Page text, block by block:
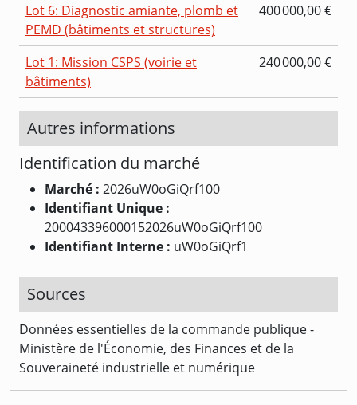
Lot 6: Diagnostic amiante, plomb et
PEMD (bâtiments et structures)
400 000,00 €
Lot 1: Mission CSPS (voirie et
bâtiments)
240 000,00 €
Autres informations
Identification du marché
Marché : 2026uW0oGiQrf100
Identifiant Unique :
200043396000152026uW0oGiQrf100
Identifiant Interne : uW0oGiQrf1
Sources
Données essentielles de la commande publique -
Ministère de l'Économie, des Finances et de la
Souveraineté industrielle et numérique